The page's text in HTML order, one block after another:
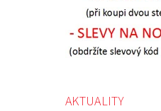
AKTUALITY